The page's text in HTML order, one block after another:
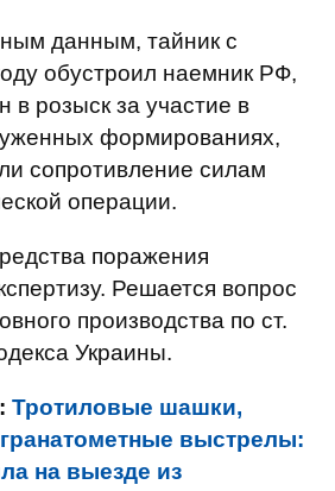
данным, тайник с
обустроил наемник РФ,
в розыск за участие в
формированиях,
сопротивление силам
операции.
поражения
Решается вопрос
производства по ст.
Украины.
Тротиловые шашки,
выстрелы:
на выезде из